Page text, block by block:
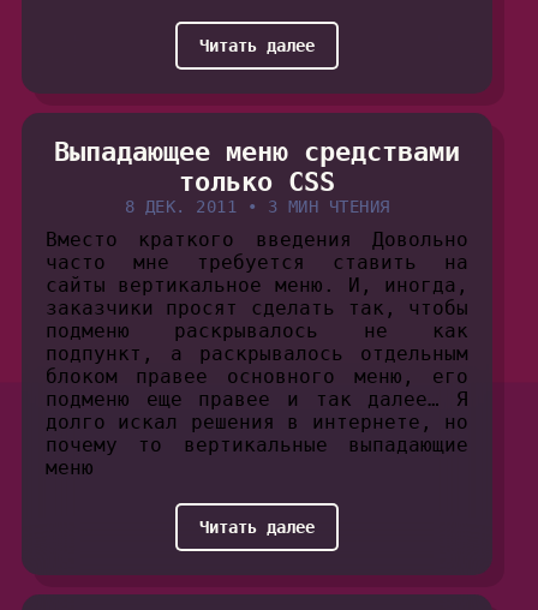
Читать далее
Выпадающее меню средствами
только CSS
8 ДЕК. 2011 • 3 МИН ЧТЕНИЯ
Вместо краткого введения Довольно
часто мне требуется ставить на
сайты вертикальное меню. И, иногда,
заказчики просят сделать так, чтобы
подменю раскрывалось не как
подпункт, а раскрывалось отдельным
блоком правее основного меню, его
подменю еще правее и так далее… Я
долго искал решения в интернете, но
почему то вертикальные выпадающие
меню
Читать далее